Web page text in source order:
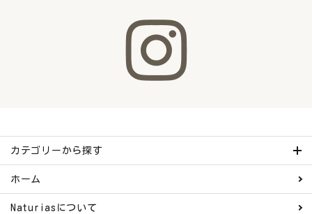
カテゴリーから探す
ホーム
Naturiasについて